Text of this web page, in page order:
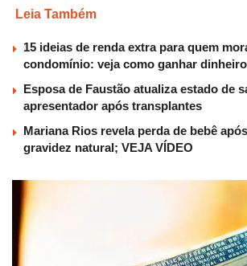
Leia Também
15 ideias de renda extra para quem
condomínio: veja como ganhar
Esposa de Faustão atualiza estado de
apresentador após transplantes
Mariana Rios revela perda de bebê
gravidez natural; VEJA VÍDEO